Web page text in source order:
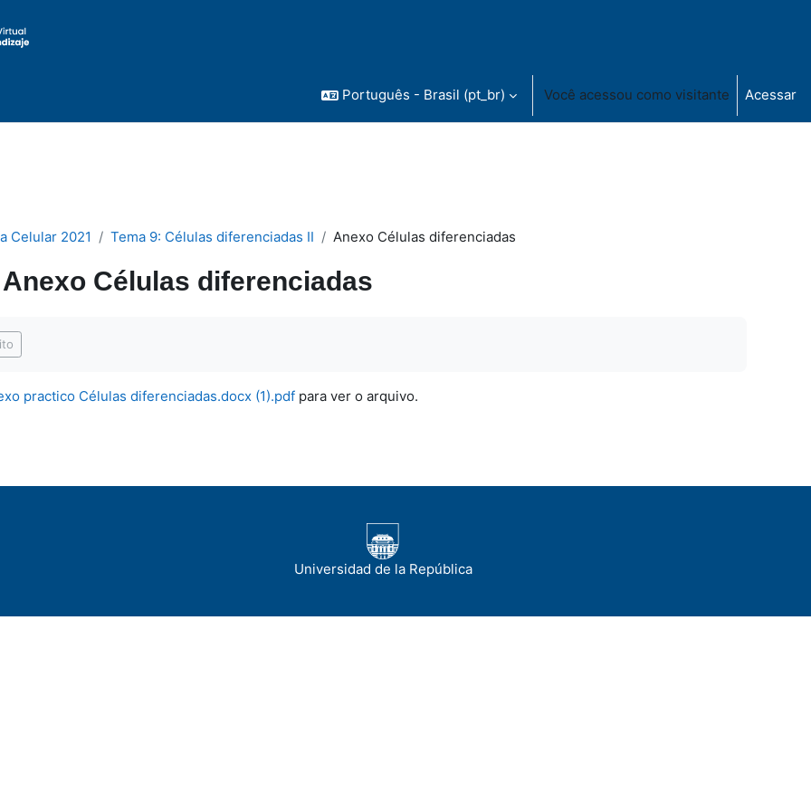
Português - Brasil ‎(pt_br)‎ Você acessou como visitante Acessar
Celular 2021 Tema 9: Células diferenciadas II Anexo Células diferenciadas
Anexo Células diferenciadas
practico Células diferenciadas.docx (1).pdf para ver o arquivo.
Universidad de la República